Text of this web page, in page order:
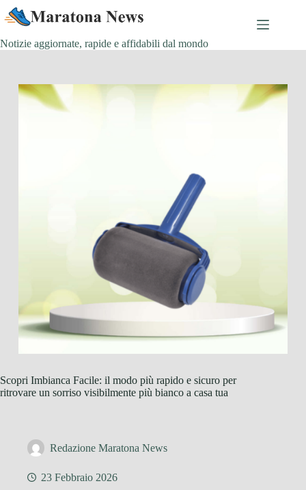
Salta
al
contenuto
Notizie aggiornate, rapide e affidabili dal mondo
Scopri Imbianca Facile: il modo più rapido e sicuro per
ritrovare un sorriso visibilmente più bianco a casa tua
Redazione Maratona News
23 Febbraio 2026